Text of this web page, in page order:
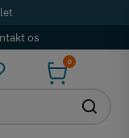
os
0